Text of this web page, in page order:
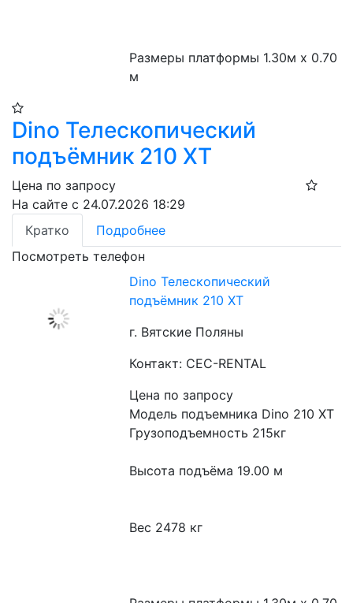
Размеры платформы 1.30м x 0.70
м
Dino Телескопический
подъёмник 210 XT​
Цена по запросу
На сайте с 24.07.2026 18:29
Кратко
Подробнее
Посмотреть телефон
Dino Телескопический
подъёмник 210 XT​
г. Вятские Поляны
Контакт: CEC-RENTAL
Цена по запросу
Модель подъемника Dino 210 XT
Грузоподъемность 215кг
Высота подъёма 19.00 м
Вес 2478 кг